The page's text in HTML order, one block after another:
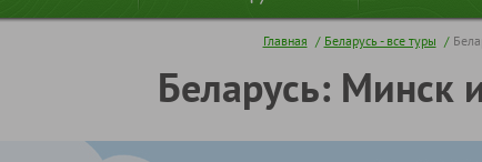
Главная / Беларусь - все туры /
Беларусь: Минск